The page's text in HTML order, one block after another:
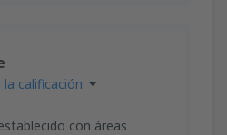
la calificación
con áreas